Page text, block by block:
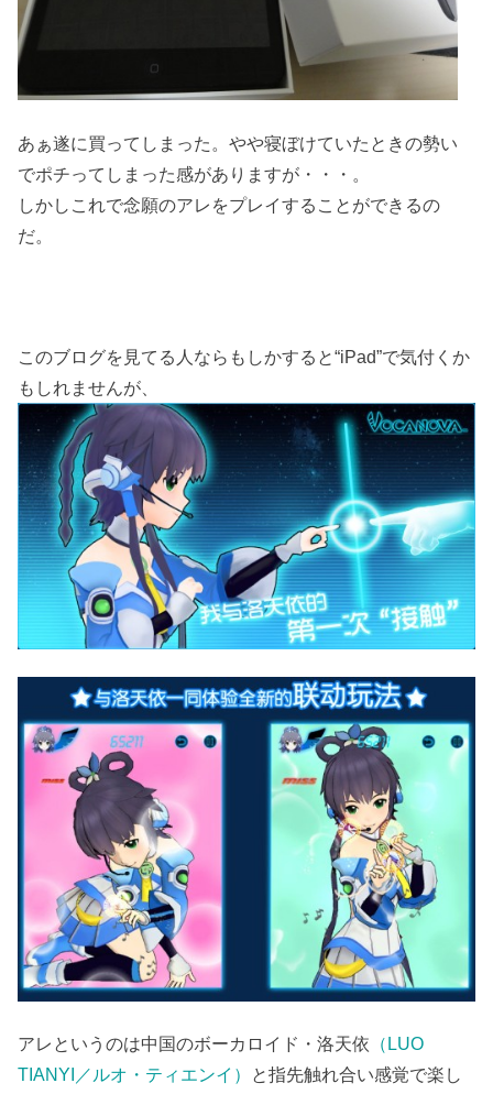
あぁ遂に買ってしまった。やや寝ぼけていたときの勢い
でポチってしまった感がありますが・・・。
しかしこれで念願のアレをプレイすることができるの
だ。
このブログを見てる人ならもしかすると“iPad”で気付くか
もしれませんが、
アレというのは中国のボーカロイド・洛天依 （LUO
TIANYI／ルオ・ティエンイ） と指先触れ合い感覚で楽し